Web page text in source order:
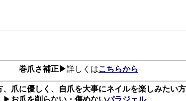
巻爪さ補正▶詳しくはこちらから
、爪に優しく、自爪を大事にネイルを楽しみたい